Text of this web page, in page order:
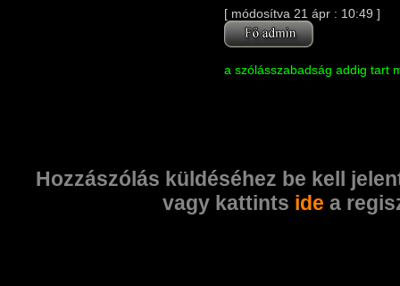
[ módosí­tva 21 ápr : 10:49 ]
a szólásszabadság addig tart
Hozzászólás küldéséhez be kell
vagy kattints ide a